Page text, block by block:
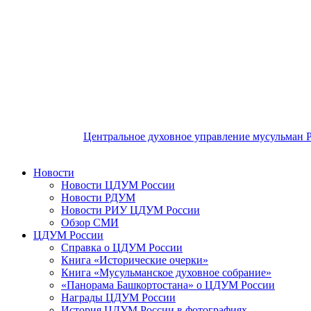
Центральное духовное управление мусульман
Новости
Новости ЦДУМ России
Новости РДУМ
Новости РИУ ЦДУМ России
Обзор СМИ
ЦДУМ России
Справка о ЦДУМ России
Книга «Исторические очерки»
Книга «Мусульманское духовное собрание»
«Панорама Башкортостана» о ЦДУМ России
Награды ЦДУМ России